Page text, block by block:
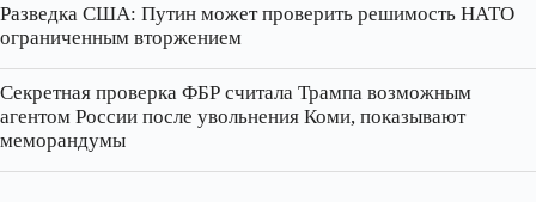
Разведка США: Путин может проверить решимость НАТО
ограниченным вторжением
Секретная проверка ФБР считала Трампа возможным
агентом России после увольнения Коми, показывают
меморандумы